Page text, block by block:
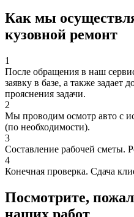
Как мы
кузовной ремонт
1
После обращения в наш
заявку в базе, а также задает
прояснения задачи.
2
Мы проводим осмотр авто с
(по необходимости).
3
Составление рабочей сметы.
4
Конечная проверка. Сдача
Посмотрите,
наших работ